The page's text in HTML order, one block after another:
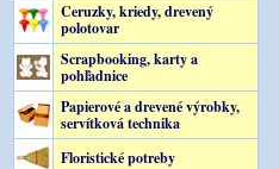
Ceruzky, kriedy, drevený
polotovar
Scrapbooking, karty a
pohľadnice
Papierové a drevené výrobky,
servítková technika
Floristické potreby